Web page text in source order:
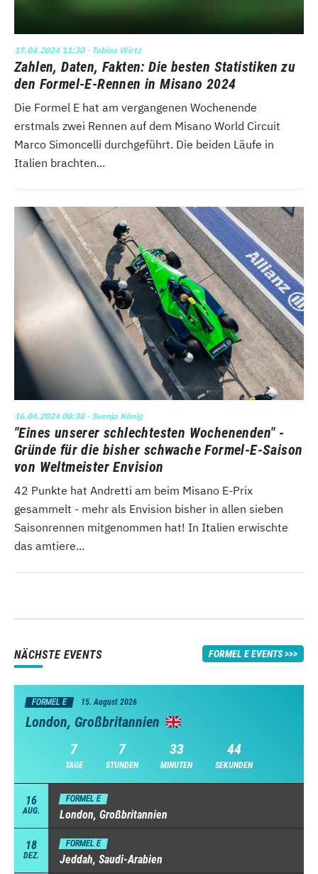
17.04.2024 11:30· Tobias Wirtz
Zahlen, Daten, Fakten: Die besten Statistiken zu
den Formel-E-Rennen in Misano 2024
Die Formel E hat am vergangenen Wochenende
erstmals zwei Rennen auf dem Misano World Circuit
Marco Simoncelli durchgeführt. Die beiden Läufe in
Italien brachten...
16.04.2024 08:38· Svenja König
"Eines unserer schlechtesten Wochenenden" -
Gründe für die bisher schwache Formel-E-Saison
von Weltmeister Envision
42 Punkte hat Andretti am beim Misano E-Prix
gesammelt - mehr als Envision bisher in allen sieben
Saisonrennen mitgenommen hat! In Italien erwischte
das amtiere...
NÄCHSTE EVENTS FORMEL E EVENTS
FORMEL E 15. August 2026
London, Großbritannien
7
TAGE
7
STUNDEN
33
MINUTEN
43
SEKUNDEN
16
AUG.
FORMEL E
London, Großbritannien
18
DEZ.
FORMEL E
Jeddah, Saudi-Arabien